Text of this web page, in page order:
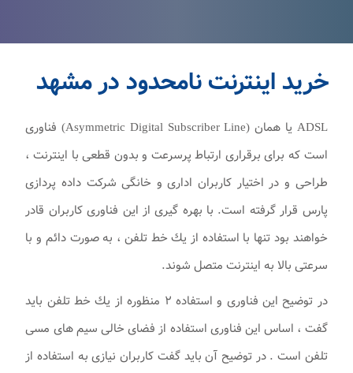
خرید اینترنت نامحدود در مشهد
ADSL يا همان (Asymmetric Digital Subscriber Line) فناوری
است كه برای برقراری ارتباط پرسرعت و بدون قطعی با اينترنت ،
طراحی و در اختيار كاربران اداری و خانگی شرکت داده پردازی
پارس قرار گرفته است. با بهره گيری از اين فناوری كاربران قادر
خواهند بود تنها با استفاده از يك خط تلفن ، به صورت دائم و با
سرعتی بالا به اينترنت متصل شوند.
در توضيح اين فناوری و استفاده ۲ منظوره از يك خط تلفن بايد
گفت ، اساس اين فناوری استفاده از فضای خالی سيم های مسی
تلفن است . در توضيح آن بايد گفت كاربران نيازی به استفاده از